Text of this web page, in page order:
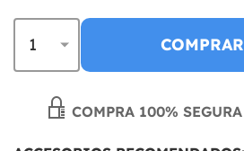
COMPRA 100%